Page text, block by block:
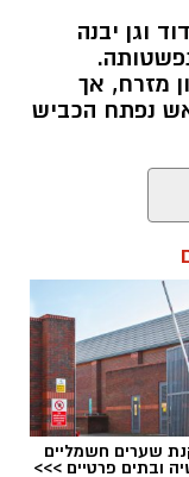
כבן 30.
העניקו
לאחר מכן הוא
וגן יבנה
נסגר כביש 7 לכיוון מזרח, אך
נפתח הכביש
שערים חשמליים
ובתים פרטיים >>>